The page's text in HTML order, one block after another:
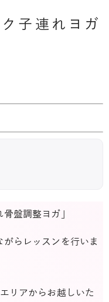
子連れヨガ
盤調整ヨガ」
らレッスンを行いま
リアからお越しいた